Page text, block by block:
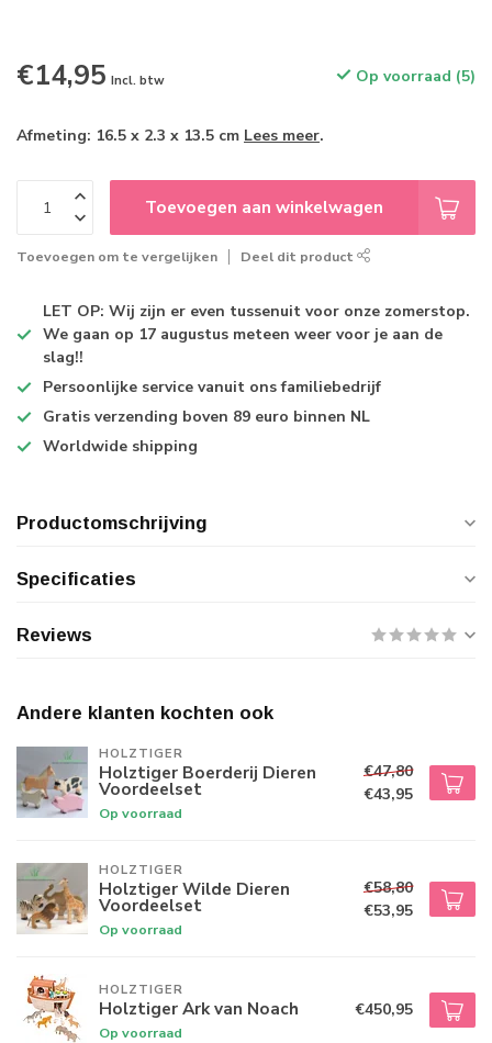
€14,95 Incl. btw Op voorraad (5)
Afmeting: 16.5 x 2.3 x 13.5 cm Lees meer.
Toevoegen aan winkelwagen
Toevoegen om te vergelijken Deel dit product
LET OP: Wij zijn er even tussenuit voor onze zomerstop.
We gaan op 17 augustus meteen weer voor je aan de
slag!!
Persoonlijke service vanuit ons familiebedrijf
Gratis verzending boven 89 euro binnen NL
Worldwide shipping
Productomschrijving
Specificaties
Reviews
Andere klanten kochten ook
HOLZTIGER
Holztiger Boerderij Dieren
Voordeelset
Op voorraad
€47,80
€43,95
HOLZTIGER
Holztiger Wilde Dieren
Voordeelset
Op voorraad
€58,80
€53,95
HOLZTIGER
Holztiger Ark van Noach
Op voorraad
€450,95